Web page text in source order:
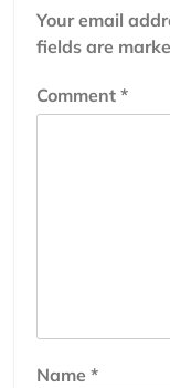
Your email
fields are
Comment *
Name *